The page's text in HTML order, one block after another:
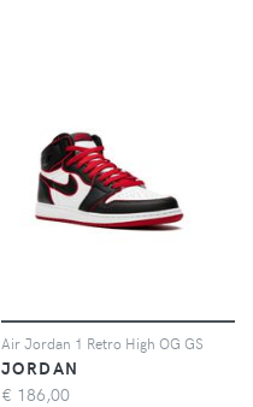
Air Jordan 1 Retro High OG GS
JORDAN
€ 186,00